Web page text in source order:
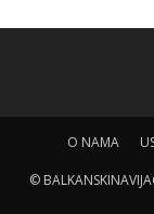
O NAMA
©